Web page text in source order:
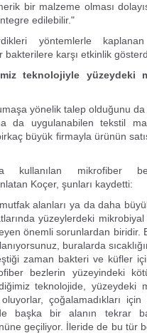
bir malzeme olması
edilebilir."
yöntemlerle
bakterilere karşı etkinlik
teknolojiyle yüzeydeki
yönelik talep olduğunu da
da uygulanabilen tekstil
büyük firmayla ürünün
kullanılan mikrofiber
Koçer, şunları kaydetti:
alanları ya da daha
yüzeylerdeki mikrobiyal
önemli sorunlardan biridir.
buralarda
zaman bakteri ve küfler
bezlerin yüzeyindeki
teknolojide, yüzeydeki
çoğalamadıkları
başka bir alanın tekrar
geçiliyor. İleride de bu tür